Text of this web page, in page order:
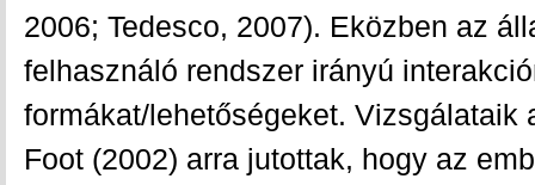
2006; Tedesco, 2007). Eközben az
felhasználó rendszer irányú
formákat/lehetőségeket. Vizsgálataik
Foot (2002) arra jutottak, hogy az